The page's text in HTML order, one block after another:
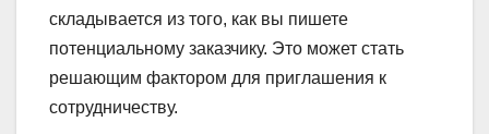
складывается из того, как вы пишете
потенциальному заказчику. Это может стать
решающим фактором для приглашения к
сотрудничеству.